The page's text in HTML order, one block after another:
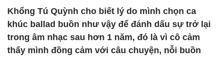
Khổng Tú Quỳnh cho biết lý do mình chọn ca
khúc ballad buồn như vậy để đánh dấu sự trở lại
trong âm nhạc sau hơn 1 năm, đó là vì cô cảm
thấy mình đồng cảm với câu chuyện, nỗi buồn